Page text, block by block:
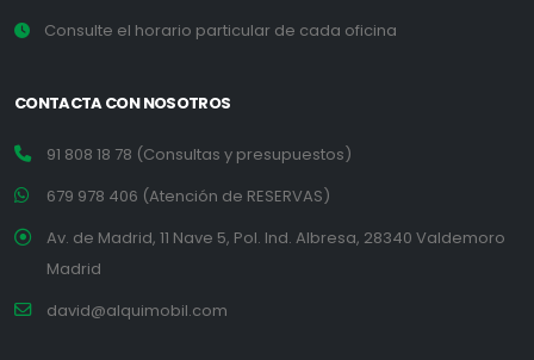
Consulte el horario particular de cada oficina
CONTACTA CON NOSOTROS
91 808 18 78 (Consultas y presupuestos)
679 978 406 (Atención de RESERVAS)
Av. de Madrid, 11 Nave 5, Pol. Ind. Albresa, 28340 Valdemoro
Madrid
david@alquimobil.com